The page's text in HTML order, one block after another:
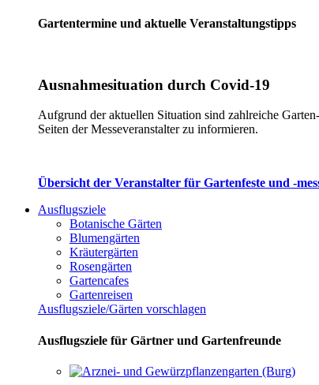
Gartentermine und aktuelle Veranstaltungstipps
Ausnahmesituation durch Covid-19
Aufgrund der aktuellen Situation sind zahlreiche
Seiten der Messeveranstalter zu informieren.
Übersicht der Veranstalter für Gartenfeste und -
Ausflugsziele
Botanische Gärten
Blumengärten
Kräutergärten
Rosengärten
Gartencafes
Gartenreisen
Ausflugsziele/Gärten vorschlagen
Ausflugsziele für Gärtner und Gartenfreunde